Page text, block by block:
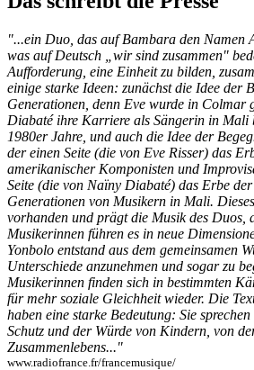
"...ein Duo, das auf Bambara den Namen
was auf Deutsch „wir sind zusammen"
Aufforderung, eine Einheit zu bilden,
einige starke Ideen: zunächst die Idee der
Generationen, denn Eve wurde in Colmar
Diabaté ihre Karriere als Sängerin in Mali
1980er Jahre, und auch die Idee der
der einen Seite (die von Eve Risser) das
amerikanischer Komponisten und
Seite (die von Naïny Diabaté) das Erbe
Generationen von Musikern in Mali.
vorhanden und prägt die Musik des Duos,
Musikerinnen führen es in neue
Yonbolo entstand aus dem gemeinsamen
Unterschiede anzunehmen und sogar zu
Musikerinnen finden sich in bestimmten
für mehr soziale Gleichheit wieder. Die
haben eine starke Bedeutung: Sie
Schutz und der Würde von Kindern, von
Zusammenlebens..."
www.radiofrance.fr/francemusique/